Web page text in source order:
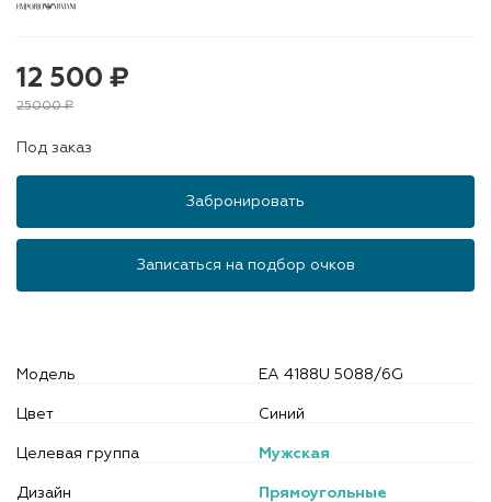
12 500 ₽
25000 ₽
Под заказ
Забронировать
Записаться на подбор очков
Модель EA 4188U 5088/6G
Цвет Синий
Целевая группа Мужская
Дизайн Прямоугольные